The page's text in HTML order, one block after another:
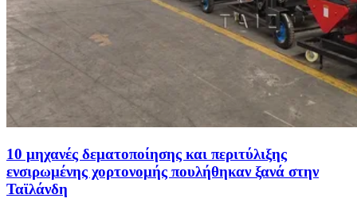
10 μηχανές δεματοποίησης και περιτύλιξης
ενσιρωμένης χορτονομής πουλήθηκαν ξανά στην
Ταϊλάνδη